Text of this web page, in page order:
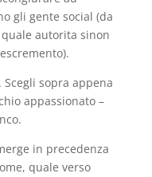
gli gente social (da
autorita sinon
sopra appena
appassionato –
in precedenza
quale verso